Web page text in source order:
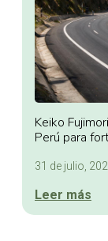
Keiko
Perú para
31 de julio,
Leer más